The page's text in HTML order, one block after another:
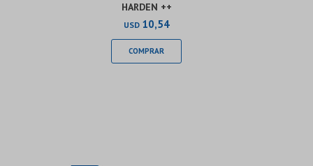
HARDEN ++
USD 10,54